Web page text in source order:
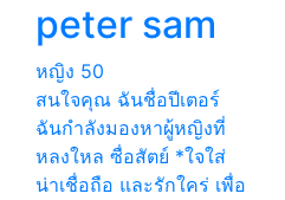
peter sam
หญิง 50
สนใจคุณ ฉันชื่อปีเตอร์
ฉันกำลังมองหาผู้หญิงที่
หลงใหล ซื่อสัตย์ *ใจใส่
น่าเชื่อถือ และรักใคร่ เพื่อ